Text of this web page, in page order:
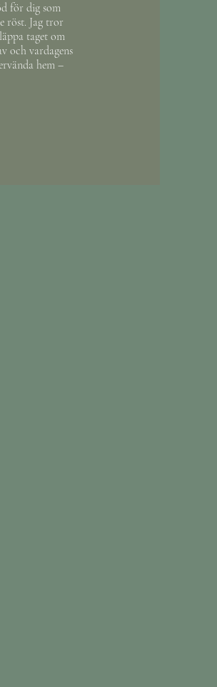
för dig som
röst. Jag tror
taget om
och vardagens
hem –